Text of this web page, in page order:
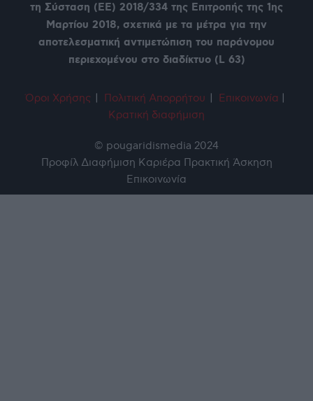
τη Σύσταση (ΕΕ) 2018/334 της Επιτροπής της 1ης
Μαρτίου 2018, σχετικά με τα μέτρα για την
αποτελεσματική αντιμετώπιση του παράνομου
περιεχομένου στο διαδίκτυο (L 63)
Όροι Χρήσης Πολιτική Απορρήτου Επικοινωνία
Κρατική διαφήμιση
© pougaridismedia 2024
Προφίλ Διαφήμιση Καριέρα Πρακτική Άσκηση
Επικοινωνία